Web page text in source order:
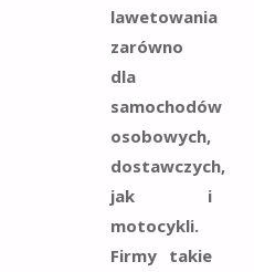
lawetowania
zarówno
dla
samochodów
osobowych,
dostawczych,
jak i
motocykli.
Firmy takie